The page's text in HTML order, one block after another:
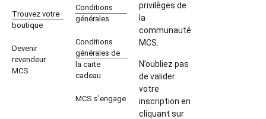
Trouvez votre
boutique
Devenir
revendeur
MCS
Conditions
générales
Conditions
générales de
la carte
cadeau
MCS s'engage
privilèges de
la
communauté
MCS.
N’oubliez pas
de valider
votre
inscription en
cliquant sur